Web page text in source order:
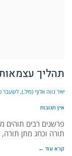
תהליך
יאיר נווה אלוף (מיל.),
אין תגובות
פרשנים רבים תוהים
תורה וכחג מתן תורה,
קרא עוד ←